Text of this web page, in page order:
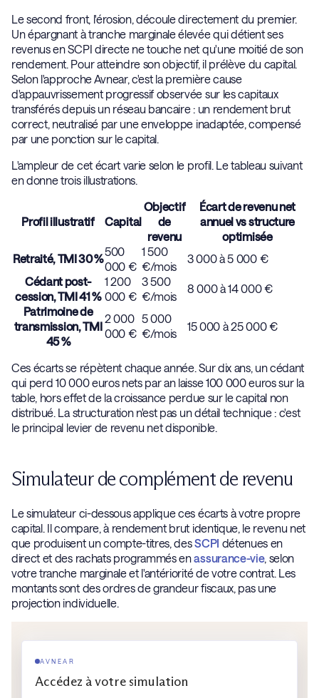
Le second front, l'érosion, découle directement du premier.
Un épargnant à tranche marginale élevée qui détient ses
revenus en SCPI directe ne touche net qu'une moitié de son
rendement. Pour atteindre son objectif, il prélève du capital.
Selon l'approche Avnear, c'est la première cause
d'appauvrissement progressif observée sur les capitaux
transférés depuis un réseau bancaire : un rendement brut
correct, neutralisé par une enveloppe inadaptée, compensé
par une ponction sur le capital.
L'ampleur de cet écart varie selon le profil. Le tableau suivant
en donne trois illustrations.
Profil illustratif Capital
Objectif
de
revenu
Écart de revenu net
annuel vs structure
optimisée
Retraité, TMI 30 %
500
000 €
1 500
€/mois
3 000 à 5 000 €
Cédant post-
cession, TMI 41 %
1 200
000 €
3 500
€/mois
8 000 à 14 000 €
Patrimoine de
transmission, TMI
45 %
2 000
000 €
5 000
€/mois
15 000 à 25 000 €
Ces écarts se répètent chaque année. Sur dix ans, un cédant
qui perd 10 000 euros nets par an laisse 100 000 euros sur la
table, hors effet de la croissance perdue sur le capital non
distribué. La structuration n'est pas un détail technique : c'est
le principal levier de revenu net disponible.
Simulateur de complément de revenu
Le simulateur ci-dessous applique ces écarts à votre propre
capital. Il compare, à rendement brut identique, le revenu net
que produisent un compte-titres, desSCPI détenues en
direct et des rachats programmés enassurance-vie, selon
votre tranche marginale et l'antériorité de votre contrat. Les
montants sont des ordres de grandeur fiscaux, pas une
projection individuelle.